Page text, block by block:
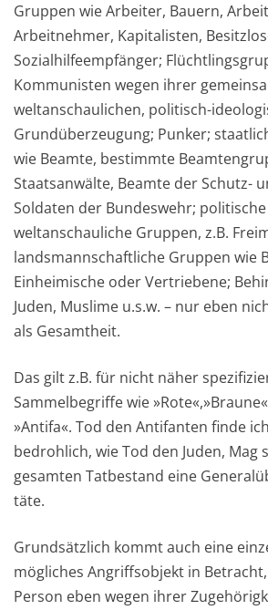
Gruppen wie Arbeiter, Bauern,
Arbeitnehmer, Kapitalisten,
Sozialhilfeempfänger;
Kommunisten wegen ihrer
weltanschaulichen, politisch-
Grundüberzeugung; Punker;
wie Beamte, bestimmte
Staatsanwälte, Beamte der Schutz-
Soldaten der Bundeswehr;
weltanschauliche Gruppen, z.B.
landsmannschaftliche Gruppen wie
Einheimische oder Vertriebene;
Juden, Muslime u.s.w. – nur eben
als Gesamtheit.
Das gilt z.B. für nicht näher
Sammelbegriffe wie
»Antifa«. Tod den Antifanten finde
bedrohlich, wie Tod den Juden, Mag
gesamten Tatbestand eine
täte.
Grundsätzlich kommt auch eine
mögliches Angriffsobjekt in
Person eben wegen ihrer